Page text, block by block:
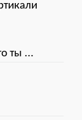
ты ...